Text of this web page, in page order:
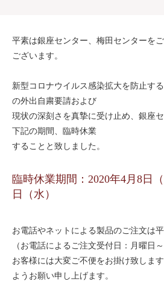
平素は銀座センター、梅田センターを
ございます。
新型コロナウイルス感染拡大を防止す
の外出自粛要請および
現状の深刻さを真摯に受け止め、銀座
下記の期間、臨時休業
することと致しました。
臨時休業期間：2020年4月8日
日（水）
お電話やネットによる製品のご注文は
（お電話によるご注文受付日：月曜日～
お客様には大変ご不便をお掛け致しま
ようお願い申し上げます。